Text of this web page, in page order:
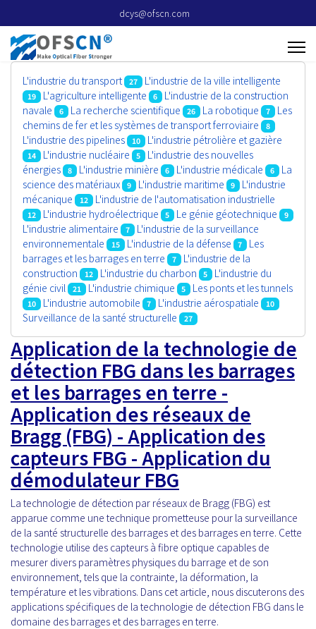
dcys@ofscn.com
L'industrie du transport 27 L'industrie de la ville intelligente
19 L'agriculture intelligente 6
L'industrie de la construction
navale
6 La recherche scientifique 26 La robotique 7
Les
chemins de fer et les systèmes de transport ferroviaire
8
L'industrie des pipelines 10 L'industrie pétrolière et gazière
14 L'industrie nucléaire 5
L'industrie des nouvelles
énergies
8 L'industrie minière 6 L'industrie médicale 6
La
science des matériaux
9 L'industrie maritime 9
L'industrie
mécanique
12 L'industrie de l'automatisation industrielle
12 L'industrie hydroélectrique 5 Le génie géotechnique 9
L'industrie alimentaire 7
L'industrie de la surveillance
environnementale
15 L'industrie de la défense 7
Les
barrages et les barrages en terre
7
L'industrie de la
construction
12 L'industrie du charbon 5
L'industrie du
génie civil
21 L'industrie chimique 5 Les ponts et les tunnels
10 L'industrie automobile 7 L'industrie aérospatiale 10
Surveillance de la santé structurelle 27
Application de la technologie de
détection FBG dans les barrages
et les barrages en terre -
Application des réseaux de
Bragg (FBG) - Application des
capteurs FBG - Application du
démodulateur FBG
La technologie de détection par réseaux de Bragg (FBG) est
apparue comme une technique prometteuse pour la surveillance
de la santé structurelle des barrages et des barrages en terre. Cette
technologie utilise des capteurs à fibre optique capables de
mesurer divers paramètres physiques du barrage et de son
environnement, tels que la contrainte, la déformation, la
température et les vibrations. Dans cet article, nous discuterons des
applications spécifiques de la technologie de détection FBG dans le
domaine des barrages et des barrages en terre.